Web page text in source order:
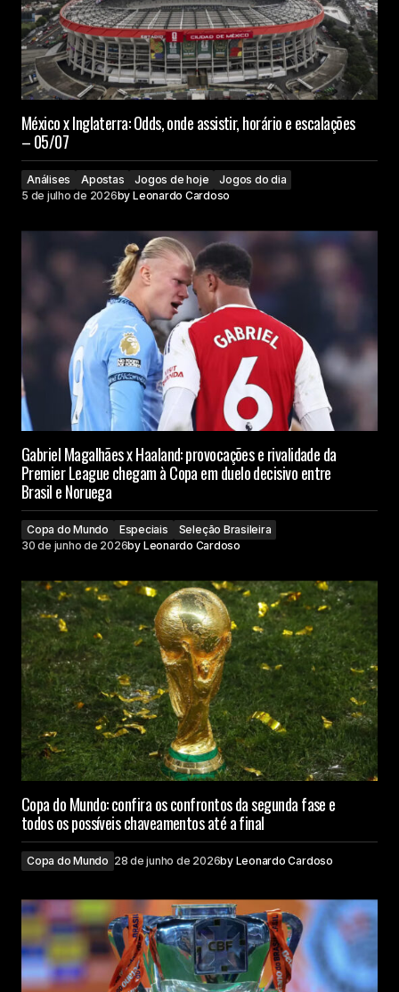
México x Inglaterra: Odds, onde assistir, horário e escalações
– 05/07
Análises Apostas Jogos de hoje
Jogos do dia
5 de julho de 2026by Leonardo Cardoso
Gabriel Magalhães x Haaland: provocações e rivalidade da
Premier League chegam à Copa em duelo decisivo entre
Brasil e Noruega
Copa do Mundo Especiais
Seleção Brasileira
30 de junho de 2026by Leonardo Cardoso
Copa do Mundo: confira os confrontos da segunda fase e
todos os possíveis chaveamentos até a final
Copa do Mundo 28 de junho de 2026by Leonardo Cardoso